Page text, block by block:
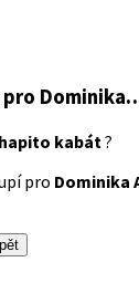
pro
kabát ?
pro Dominika